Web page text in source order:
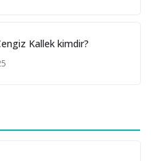
Kallek kimdir?